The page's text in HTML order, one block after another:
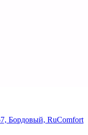
Бордовый, RuComfort